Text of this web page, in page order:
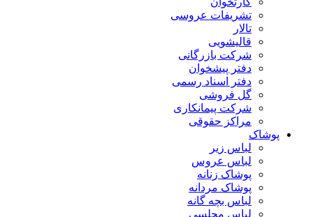
تشریفات عروسی
تالار
قالیشویی
شرکت بازرگانی
دفتر پیشخوان
دفتر اسناد رسمی
گل فروشی
شرکت پیمانکاری
مراکز حقوقی
پوشاک
لباس زیر
لباس عروس
پوشاک زنانه
پوشاک مردانه
لباس بچه گانه
لباس مجلسی